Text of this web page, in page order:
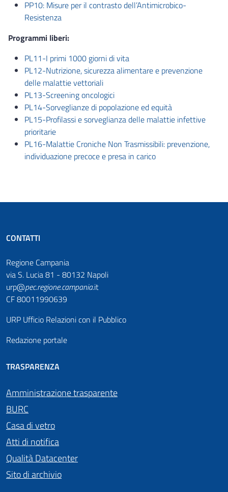
PP10: Misure per il contrasto dell’Antimicrobico-
Resistenza
Programmi liberi:
PL11-I primi 1000 giorni di vita
PL12-Nutrizione, sicurezza alimentare e prevenzione
delle malattie vettoriali
PL13-Screening oncologici
PL14-Sorveglianze di popolazione ed equità
PL15-Profilassi e sorveglianza delle malattie infettive
prioritarie
PL16-Malattie Croniche Non Trasmissibili: prevenzione,
individuazione precoce e presa in carico
CONTATTI
Regione Campania
via S. Lucia 81 - 80132 Napoli
urp@pec.regione.campania.it
CF 80011990639
URP Ufficio Relazioni con il Pubblico
Redazione portale
TRASPARENZA
Amministrazione trasparente
BURC
Casa di vetro
Atti di notifica
Qualità Datacenter
Sito di archivio